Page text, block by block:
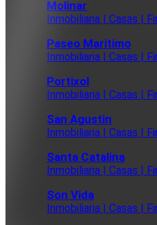
Molinar
Inmobiliaria | Casas |
Paseo Maritimo
Inmobiliaria | Casas |
Portixol
Inmobiliaria | Casas |
San Agustin
Inmobiliaria | Casas |
Santa Catalina
Inmobiliaria | Casas |
Son Vida
Inmobiliaria | Casas |